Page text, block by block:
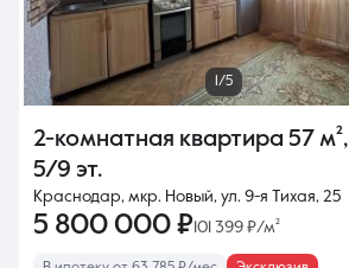
1/5
2-комнатная квартира 57 м²,
5/9 эт.
Краснодар, мкр. Новый, ул. 9-я Тихая, 25
5 800 000 ₽ 101 399 ₽/м²